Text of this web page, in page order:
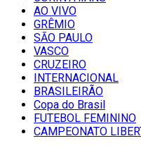
AO VIVO
GRÊMIO
SĀO PAULO
VASCO
CRUZEIRO
INTERNACIONAL
BRASILEIRÃO
Copa do Brasil
FUTEBOL FEMININO
CAMPEONATO